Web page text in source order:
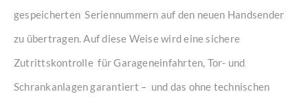
gespeicherten Seriennummern auf den neuen Handsender
zu übertragen. Auf diese Weise wird eine sichere
Zutrittskontrolle für Garageneinfahrten, Tor- und
Schrankanlagen garantiert – und das ohne technischen